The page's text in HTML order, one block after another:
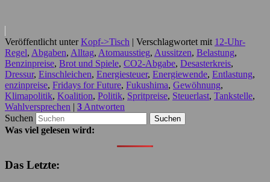
Veröffentlicht unter Kopf->Tisch | Verschlagwortet mit 12-Uhr-
Regel, Abgaben, Alltag, Atomausstieg, Aussitzen, Belastung,
Benzinpreise, Brot und Spiele, CO2-Abgabe, Desasterkreis,
Dressur, Einschleichen, Energiesteuer, Energiewende, Entlastung,
enzinpreise, Fridays for Future, Fukushima, Gewöhnung,
Klimapolitik, Koalition, Politik, Spritpreise, Steuerlast, Tankstelle,
Wahlversprechen | 3 Antworten
Suchen
Was viel gelesen wird:
Das Letzte: